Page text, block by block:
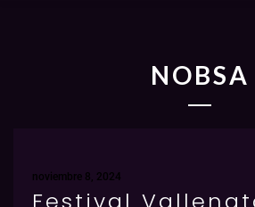
NOBSA
noviembre 8, 2024
Festival